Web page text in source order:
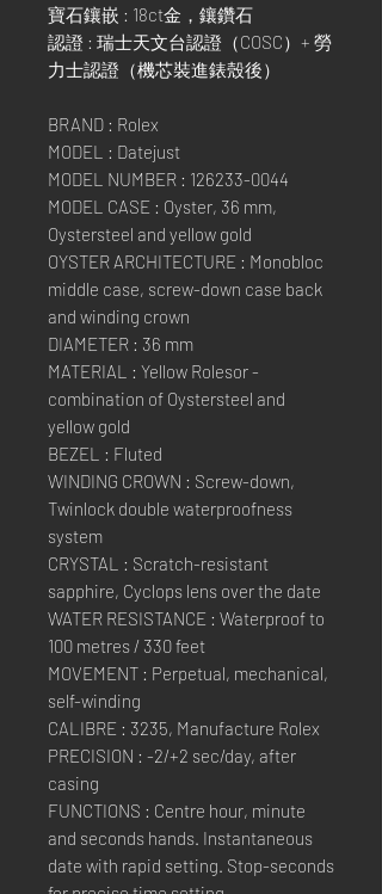
寶石鑲嵌 : 18ct金，鑲鑽石
認證 : 瑞士天文台認證（COSC）+ 勞
力士認證（機芯裝進錶殼後）
BRAND : Rolex
MODEL : Datejust
MODEL NUMBER : 126233-0044
MODEL CASE : Oyster, 36 mm,
Oystersteel and yellow gold
OYSTER ARCHITECTURE : Monobloc
middle case, screw-down case back
and winding crown
DIAMETER : 36 mm
MATERIAL : Yellow Rolesor -
combination of Oystersteel and
yellow gold
BEZEL : Fluted
WINDING CROWN : Screw-down,
Twinlock double waterproofness
system
CRYSTAL : Scratch-resistant
sapphire, Cyclops lens over the date
WATER RESISTANCE : Waterproof to
100 metres / 330 feet
MOVEMENT : Perpetual, mechanical,
self-winding
CALIBRE : 3235, Manufacture Rolex
PRECISION : -2/+2 sec/day, after
casing
FUNCTIONS : Centre hour, minute
and seconds hands. Instantaneous
date with rapid setting. Stop-seconds